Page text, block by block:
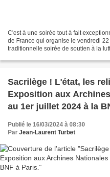
C'est à une soirée tout à fait
de France qui organise le vendredi
traditionnelle soirée de soutien à la
Sacrilège ! L'état, les
Exposition aux
au 1er juillet 2024 à la
Publié le 16/03/2024 à 08:30
Par Jean-Laurent Turbet